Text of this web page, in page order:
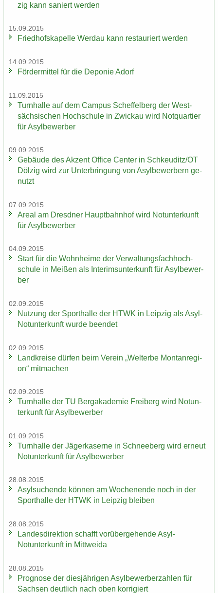
zig kann sa­niert wer­den
15.09.2015
Fried­hofs­ka­pel­le Wer­dau kann re­stau­riert wer­den
14.09.2015
För­der­mit­tel für die De­po­nie Adorf
11.09.2015
Turn­hal­le auf dem Cam­pus Schef­fel­berg der West­
säch­si­schen Hoch­schu­le in Zwi­ckau wird Not­quar­tier
für Asyl­be­wer­ber
09.09.2015
Ge­bäu­de des Ak­zent Of­fice Cen­ter in Schkeu­ditz/OT
Döl­zig wird zur Un­ter­brin­gung von Asyl­be­wer­bern ge­
nutzt
07.09.2015
Areal am Dresd­ner Haupt­bahn­hof wird Not­un­ter­kunft
für Asyl­be­wer­ber
04.09.2015
Start für die Wohn­hei­me der Ver­wal­tungs­fach­hoch­
schu­le in Mei­ßen als In­te­rims­un­ter­kunft für Asyl­be­wer­
ber
02.09.2015
Nut­zung der Sport­hal­le der HTWK in Leip­zig als Asyl-​
Notunterkunft wurde be­en­det
02.09.2015
Land­krei­se dür­fen beim Ver­ein „Welt­erbe Mon­tan­re­gi­
on“ mit­ma­chen
02.09.2015
Turn­hal­le der TU Berg­aka­de­mie Frei­berg wird Not­un­
ter­kunft für Asyl­be­wer­ber
01.09.2015
Turn­hal­le der Jä­ger­ka­ser­ne in Schnee­berg wird er­neut
Not­un­ter­kunft für Asyl­be­wer­ber
28.08.2015
Asyl­su­chen­de kön­nen am Wo­chen­en­de noch in der
Sport­hal­le der HTWK in Leip­zig blei­ben
28.08.2015
Lan­des­di­rek­ti­on schafft vor­über­ge­hen­de Asyl-​
Notunterkunft in Mitt­wei­da
28.08.2015
Pro­gno­se der dies­jäh­ri­gen Asyl­be­wer­ber­zah­len für
Sach­sen deut­lich nach oben kor­ri­giert